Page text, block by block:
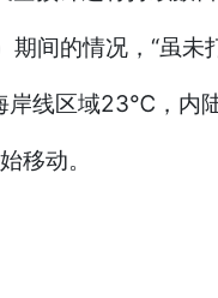
间的情况，“虽未
线区域23℃，内
移动。